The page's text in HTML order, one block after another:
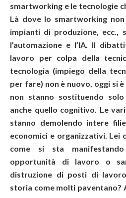
smartworking e le tecnologie
Là dove lo smartworking
impianti di produzione, ecc.,
l’automazione e l’IA. Il
lavoro per colpa della
tecnologia (impiego della
per fare) non è nuovo, oggi si
non stanno sostituendo
anche quello cognitivo. Le
stanno demolendo intere
economici e organizzativi. Lei
come si sta
opportunità di lavoro o
distruzione di posti di
storia come molti paventano?